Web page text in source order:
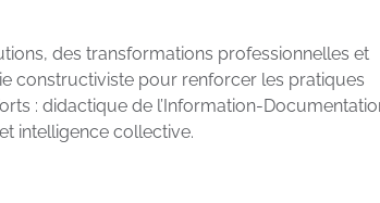
des transformations professionnelles et
constructiviste pour renforcer les pratiques
: didactique de l’Information-
intelligence collective.